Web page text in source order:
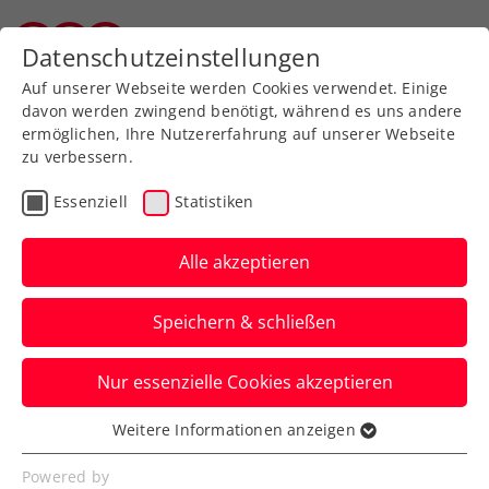
Zurück zur Newsübersicht
Kids & Jugend
Jürgen on Tour: 2 finale
Stopps im Westen
ÖTV-Sportdirektor Jürgen Melzer schließt
seine Bundesländer-Tour in Vorarlberg
und Tirol ab.
Verfasst von: Manuel Wachta, 18.04.2025
Datenschutzeinstellungen
Auf unserer Webseite werden Cookies verwendet. Einige
davon werden zwingend benötigt, während es uns andere
ermöglichen, Ihre Nutzererfahrung auf unserer Webseite
zu verbessern.
Essenziell Statistiken
Alle akzeptieren
Speichern & schließen
Nur essenzielle Cookies akzeptieren
Essenziell
Essenzielle Cookies werden für grundlegende
Weitere Informationen anzeigen
Powered by